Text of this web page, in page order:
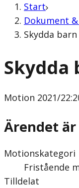
Start
Dokument
Skydda
Motion 2021/
Ärendet
Motionskategori
Fristående
Tilldelat